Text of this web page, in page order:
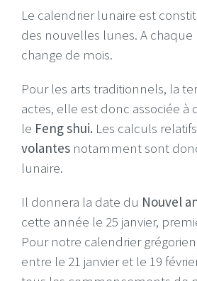
Le calendrier lunaire est
des nouvelles lunes. A
change de mois.
Pour les arts traditionnels, la
actes, elle est donc associée
le Feng shui. Les calculs
volantes notamment sont
lunaire.
Il donnera la date du Nouvel
cette année le 25 janvier,
Pour notre calendrier
entre le 21 janvier et le 19